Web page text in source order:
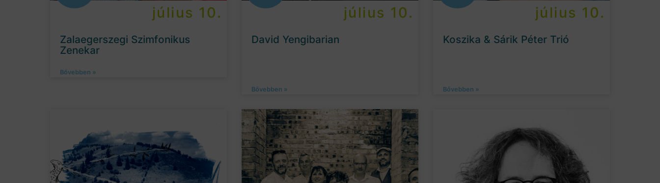
július 10.
Zalaegerszegi Szimfonikus
Zenekar
Bővebben »
július 10.
David Yengibarian
Bővebben »
július 10.
Koszika & Sárik Péter Trió
Bővebben »